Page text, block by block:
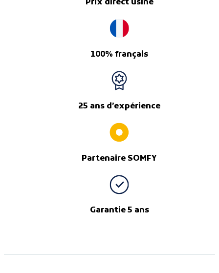
Prix direct usine
100% français
25 ans d’expérience
Partenaire SOMFY
Garantie 5 ans